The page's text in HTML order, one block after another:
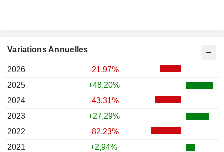
Variations Annuelles
2026
-21,97%
2025
+48,20%
2024
-43,31%
2023
+27,29%
2022
-82,23%
2021
+2,94%